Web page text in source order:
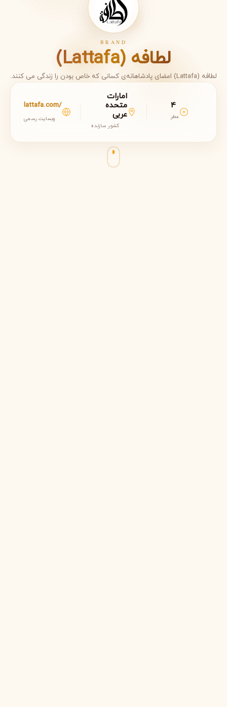
BRAND
لطافه (Lattafa)
لطافه (Lattafa) امضای پادشاهانه‌ی کسانی که خاص بودن را زندگی می کنند.
4
عطر
امارات
متحده
عربی
کشور سازنده
lattafa.com/
وبسایت رسمی